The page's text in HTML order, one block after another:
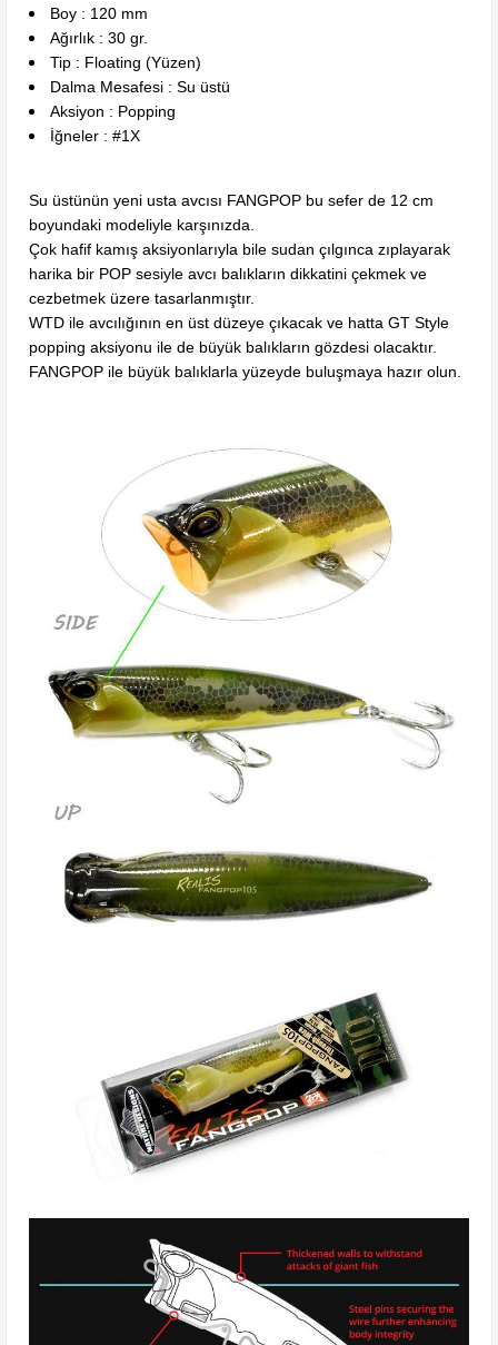
Boy : 120 mm
Ağırlık : 30 gr.
Tip : Floating (Yüzen)
Dalma Mesafesi : Su üstü
Aksiyon : Popping
İğneler : #1X
Su üstünün yeni usta avcısı FANGPOP bu sefer de 12 cm
boyundaki modeliyle karşınızda.
Çok hafif kamış aksiyonlarıyla bile sudan çılgınca zıplayarak
harika bir POP sesiyle avcı balıkların dikkatini çekmek ve
cezbetmek üzere tasarlanmıştır.
WTD ile avcılığının en üst düzeye çıkacak ve hatta GT Style
popping aksiyonu ile de büyük balıkların gözdesi olacaktır.
FANGPOP ile büyük balıklarla yüzeyde buluşmaya hazır olun.